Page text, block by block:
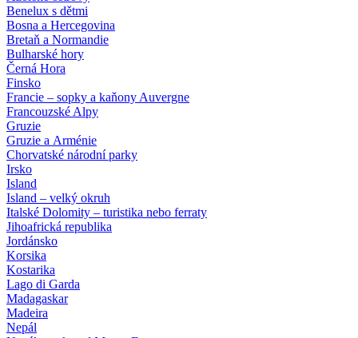
Benelux s dětmi
Bosna a Hercegovina
Bretaň a Normandie
Bulharské hory
Černá Hora
Finsko
Francie – sopky a kaňony Auvergne
Francouzské Alpy
Gruzie
Gruzie a Arménie
Chorvatské národní parky
Irsko
Island
Island – velký okruh
Italské Dolomity – turistika nebo ferraty
Jihoafrická republika
Jordánsko
Korsika
Kostarika
Lago di Garda
Madagaskar
Madeira
Nepál